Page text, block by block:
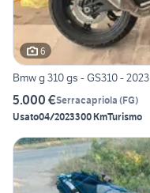
6
Bmw g 310 gs - GS310 - 2023
5.000 €Serracapriola (FG)
Usato04/2023300 KmTurismo